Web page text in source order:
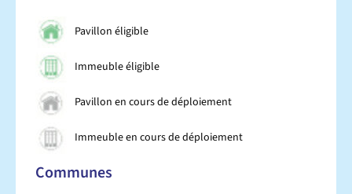
Pavillon éligible
Immeuble éligible
Pavillon en cours de déploiement
Immeuble en cours de déploiement
Communes